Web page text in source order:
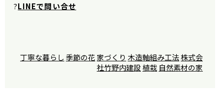
?LINEで問い合せ
丁寧な暮らし季節の花 家づくり 木造軸組み工法株式会
社竹野内建設植栽 自然素材の家